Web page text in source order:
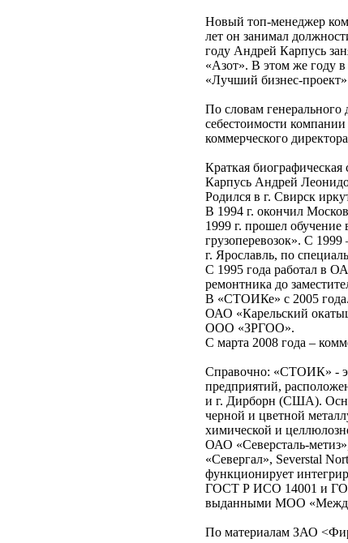
Новый топ-менеджер
лет он занимал
году Андрей Карпусь
«Азот». В этом же году
«Лучший бизнес-
По словам
себестоимости компании
коммерческого
Краткая биографическая
Карпусь Андрей
Родился в г. Свирск
В 1994 г. окончил
1999 г. прошел
грузоперевозок». С
г. Ярославль, по
С 1995 года работал в
ремонтника до
В «СТОИКе» с 2005
ОАО «Карельский
ООО «ЗРГОО».
С марта 2008 года –
Справочно: «СТОИК» -
предприятий,
и г. Дирборн (США).
черной и цветной
химической и
ОАО «Северсталь-
«Севергал», Severstal
функционирует
ГОСТ Р ИСО 14001 и
выданными МОО
По материалам ЗАО